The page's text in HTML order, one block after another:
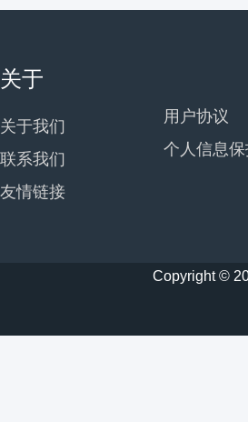
关于
关于我们
联系我们
友情链接
用户协议
个人信息
Copyright ©